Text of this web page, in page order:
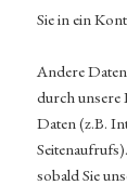
Sie in ein
Andere
durch unsere
Daten (z.B.
sobald Sie